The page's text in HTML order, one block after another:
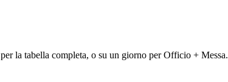
la tabella completa, o su un giorno per Officio + Messa.